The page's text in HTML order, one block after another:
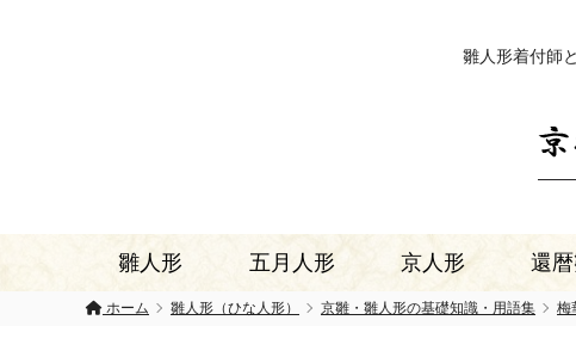
雛人形着付師
雛人形 五月人形 京人形 還
ホーム 雛人形（ひな人形） 京雛・雛人形の基礎知識・用語集 梅